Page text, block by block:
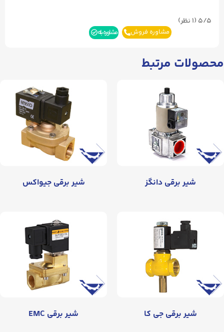
5/5 (۱ نظر)
مشاوره فروش مشاوره بله
محصولات مرتبط
شیر برقی دانگز شیر برقی جیواکس
شیر برقی جی کا شیر برقی EMC